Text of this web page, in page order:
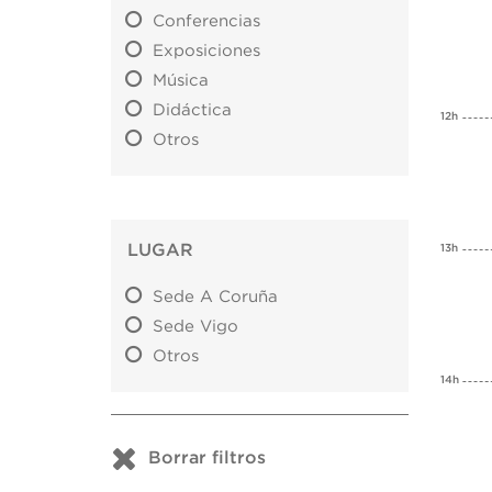
Conferencias
Exposiciones
Música
Didáctica
Otros
LUGAR
Sede A Coruña
Sede Vigo
Otros
Borrar filtros
12h
13h
14h